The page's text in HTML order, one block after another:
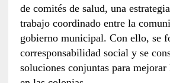
de comités de salud, una
trabajo coordinado entre la
gobierno municipal. Con ello, se
corresponsabilidad social y se
soluciones conjuntas para